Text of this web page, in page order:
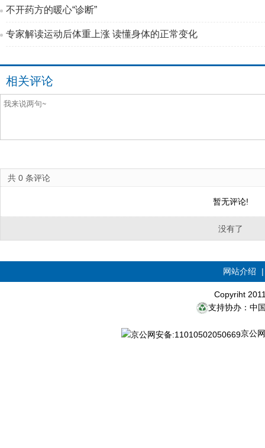
不开药方的暖心“诊断”
专家解读运动后体重上涨 读懂身体的正常变化
相关评论
共 0 条评论
暂无评论!
没有了
网站介绍
Copyriht
支持协办：中
京公